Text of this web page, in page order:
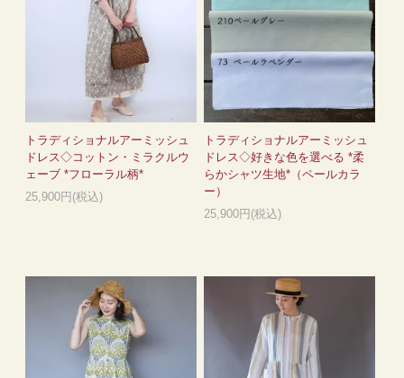
トラディショナルアーミッシュ
ドレス◇コットン・ミラクルウ
ェーブ *フローラル柄*
25,900円(税込)
トラディショナルアーミッシュ
ドレス◇好きな色を選べる *柔
らかシャツ生地*（ペールカラ
ー）
25,900円(税込)